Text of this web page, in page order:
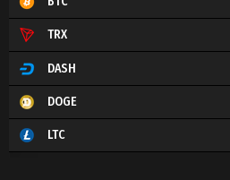
TRX
DASH
DOGE
LTC